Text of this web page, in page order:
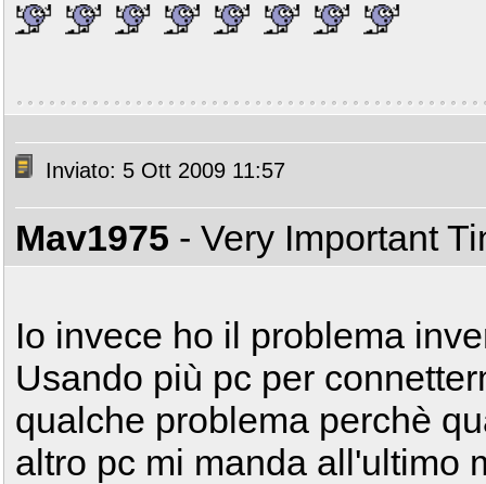
Inviato: 5 Ott 2009 11:57
Mav1975 - Very Important
Io invece ho il problema
Usando più pc per
qualche problema perchè
altro pc mi manda all'ultimo